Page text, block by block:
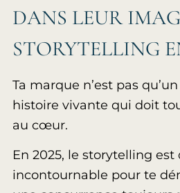
DANS LEUR
STORYTELLING
Ta marque n’est pas
histoire vivante qui doit
au cœur.
En 2025, le storytelling
incontournable pour te